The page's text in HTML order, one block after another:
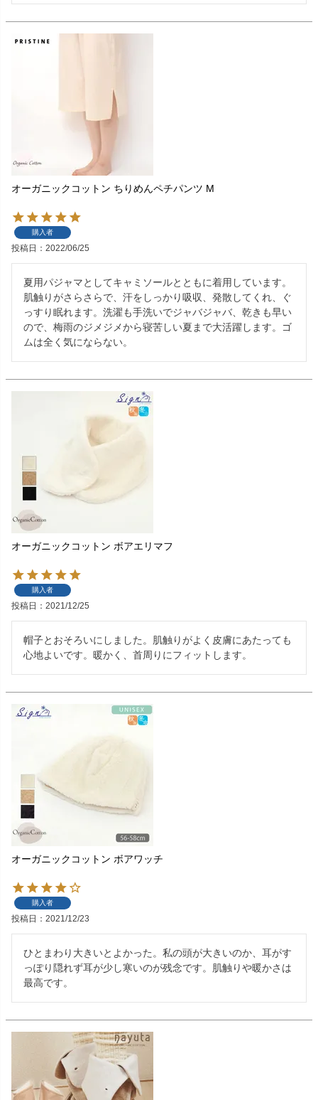
オーガニックコットン ちりめんペチパンツ M
購入者
投稿日 2022/06/25
夏用パジャマとしてキャミソールとともに着用しています。
肌触りがさらさらで、汗をしっかり吸収、発散してくれ、ぐ
っすり眠れます。洗濯も手洗いでジャバジャバ、乾きも早い
ので、梅雨のジメジメから寝苦しい夏まで大活躍します。ゴ
ムは全く気にならない。
オーガニックコットン ボアエリマフ
購入者
投稿日 2021/12/25
帽子とおそろいにしました。肌触りがよく皮膚にあたっても
心地よいです。暖かく、首周りにフィットします。
オーガニックコットン ボアワッチ
購入者
投稿日 2021/12/23
ひとまわり大きいとよかった。私の頭が大きいのか、耳がす
っぽり隠れず耳が少し寒いのが残念です。肌触りや暖かさは
最高です。